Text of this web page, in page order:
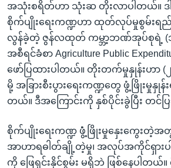
အသုံးစရိတ်ဟာ သုံးဆ တိုးလာပါတယ်။ ဒါ
စိုက်ပျိုးရေးကဏ္ဍဟာ ထုတ်လုပ်မှုစွမ်း
လွန်ခဲ့တဲ့ ဇွန်လထုတ် ကမ္ဘာ့ဘဏ်အုပ်စုရဲ့ (၁
အစီရင်ခံစာ Agriculture Public
ဖော်ပြထားပါတယ်။ တိုးတက်မှုနှုန်းဟာ (
မို့ အခြားစီးပွားရေးကဏ္ဍတွေ ဖွံ့ဖြိုးမှုနှု
တယ်။ ဒီအကြောင်းကို နှစ်ပိုင်းခွဲပြီး တင်ပ
စိုက်ပျိုးရေးကဏ္ဍ ဖွံံ့ဖြိုးမှုနှေးကွေးတဲ့အတွ
အာဟာရဓါတ်ချို့တဲ့မှု၊ အလုပ်အကိုင်ရှားပ
ကို ဖြေရှင်းနိုင်စွမ်း မရှိဘဲ ဖြစ်နေပါတယ်